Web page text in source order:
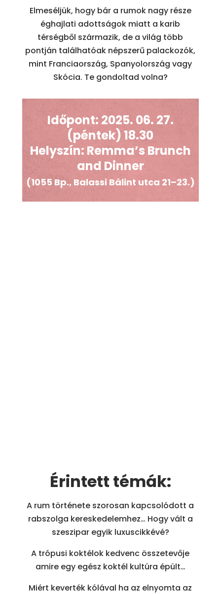
Elmeséljük, hogy bár a rumok nagy része
éghajlati adottságok miatt a karib
térségből származik, de a világ több
pontján találhatóak népszerű palackozók,
mint Franciaország, Spanyolország vagy
Skócia. Te gondoltad volna?
Időpont: 2025. 06. 27.
(péntek) 18.30
Helyszín:Remma’s Brunch
and Dinner
(1055 Bp., Balassi Bálint utca 21–23.)
Érintett témák:
A rum története szorosan kapcsolódott a
rabszolga kereskedelemhez… Hogy vált a
szeszipar egyik luxuscikkévé?
A trópusi koktélok kedvenc összetevője
amire egy egész koktél kultúra épült…
Miért keverték kólával ha az elnyomta az